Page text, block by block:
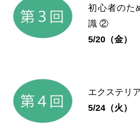
初心者の
識 ②
5/20（金）
エクステリ
5/24（火）